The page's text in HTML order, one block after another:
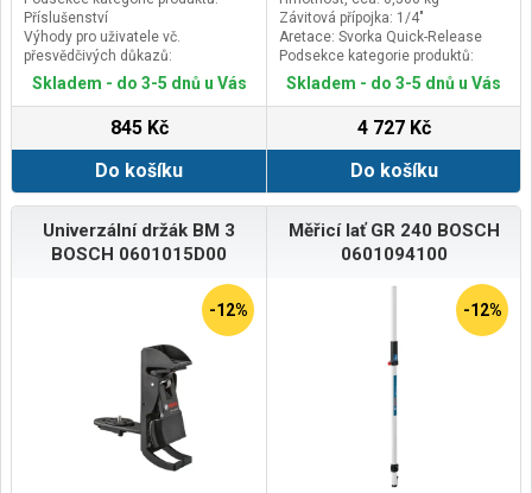
Příslušenství
Výhody pro uživatele vč.
přesvědčivých důkazů:
Multifunkční držák slouží k
vyrovnání laserových čar a
univerzálnímu upevnění nástroje
Skladem - do 3-5 dnů u Vás
845 Kč
Do košíku
Závitová přípojka: 1/4"
Aretace: Svorka Quick-Release
Podsekce kategorie produktů:
Příslušenství
Skladem - do 3-5 dnů u Vás
4 727 Kč
Do košíku
Univerzální držák BM 3
BOSCH 0601015D00
-12%
Měřicí lať GR 240 BOSCH
0601094100
-12%